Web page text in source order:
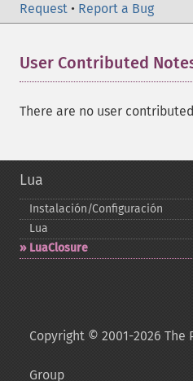
Request • Report a Bug
User Contributed
There are no user
Lua
Instalación/Configuración
Lua
LuaClosure
Copyright © 2001-2026 The
Group